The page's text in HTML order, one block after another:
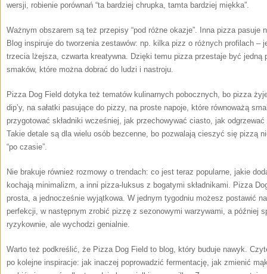
wersji, robienie porównań “ta bardziej chrupka, tamta bardziej miękka”.
Ważnym obszarem są też przepisy “pod różne okazje”. Inna pizza pasuje
Blog inspiruje do tworzenia zestawów: np. kilka pizz o różnych profilach –
trzecia lżejsza, czwarta kreatywna. Dzięki temu pizza przestaje być jedną
smaków, które można dobrać do ludzi i nastroju.
Pizza Dog Field dotyka też tematów kulinarnych pobocznych, bo pizza
dip’y, na sałatki pasujące do pizzy, na proste napoje, które równoważą
przygotować składniki wcześniej, jak przechowywać ciasto, jak
Takie detale są dla wielu osób bezcenne, bo pozwalają cieszyć się pizzą
“po czasie”.
Nie brakuje również rozmowy o trendach: co jest teraz popularne, jakie
kochają minimalizm, a inni pizza-luksus z bogatymi składnikami. Pizza
prosta, a jednocześnie wyjątkowa. W jednym tygodniu możesz postawić
perfekcji, w następnym zrobić pizzę z sezonowymi warzywami, a później
ryzykownie, ale wychodzi genialnie.
Warto też podkreślić, że Pizza Dog Field to blog, który buduje nawyk.
po kolejne inspiracje: jak inaczej poprowadzić fermentację, jak zmienić